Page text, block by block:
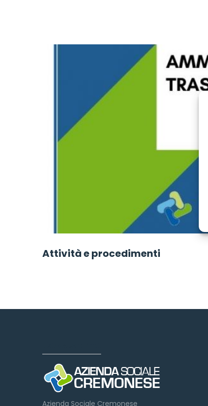
Attività e procedimenti
Azienda Sociale Cremonese